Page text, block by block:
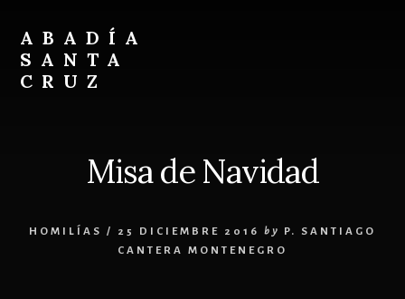
content
footer
ABADÍA
SANTA
CRUZ
Misa de Navidad
HOMILÍAS / 25 DICIEMBRE 2016 by
P. SANTIAGO
CANTERA MONTENEGRO